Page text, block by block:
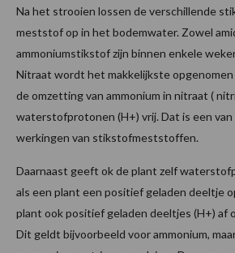
Na het strooien lossen de verschillende
meststof op in het bodemwater. Zowel
ammoniumstikstof zijn binnen enkele
Nitraat wordt het makkelijkste
de omzetting van ammonium in nitraat (
waterstofprotonen (H+) vrij. Dat is een
werkingen van stikstofmeststoffen.
Daarnaast geeft ok de plant zelf
als een plant een positief geladen deeltje
plant ook positief geladen deeltjes (H+) af
Dit geldt bijvoorbeeld voor ammonium,